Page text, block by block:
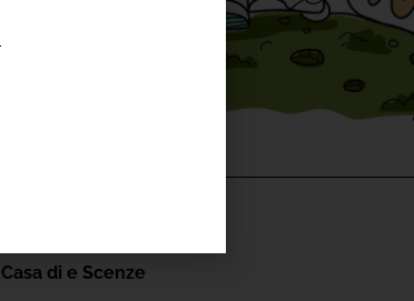
Casa di e Scenze